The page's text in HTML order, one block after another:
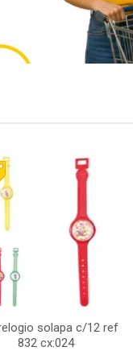
solapa c/12 ref
832 cx:024